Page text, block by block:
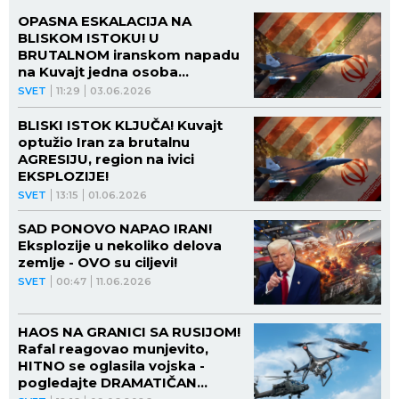
SVET 11:29 03.06.2026
OPASNA ESKALACIJA NA
BLISKOM ISTOKU! U
BRUTALNOM iranskom napadu
na Kuvajt jedna osoba
POGINULA, letovi HITNO
preusmereni: Crveni alarm u
regionu! (FOTO, VIDEO)
SVET 13:15 01.06.2026
BLISKI ISTOK KLJUČA! Kuvajt
optužio Iran za brutalnu
AGRESIJU, region na ivici
EKSPLOZIJE!
SVET 00:47 11.06.2026
SAD PONOVO NAPAO IRAN!
Eksplozije u nekoliko delova
zemlje - OVO su ciljevi!
HAOS NA GRANICI SA RUSIJOM!
Rafal reagovao munjevito,
HITNO se oglasila vojska -
pogledajte DRAMATIČAN